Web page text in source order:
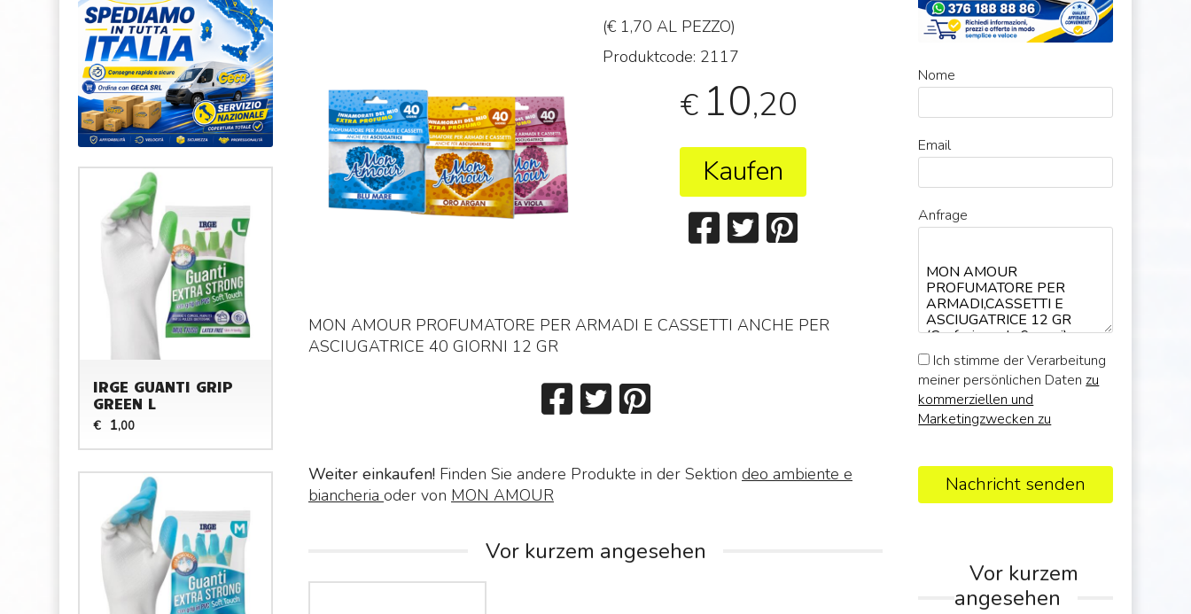
(€ 1,70 AL PEZZO)
Produktcode: 2117
€ 10,20
Kaufen
MON AMOUR PROFUMATORE PER ARMADI E CASSETTI ANCHE PER
ASCIUGATRICE 40 GIORNI 12 GR
Weiter einkaufen!Finden Sie andere Produkte in der Sektion deo ambiente e
biancheria oder von MON AMOUR
Vor kurzem angesehen
IRGE GUANTI GRIP
GREEN L
€ 1,00
Nome
Email
Anfrage
Ich stimme der Verarbeitung
meiner persönlichen Daten zu
kommerziellen und
Marketingzwecken zu
Nachricht senden
Vor kurzem
angesehen